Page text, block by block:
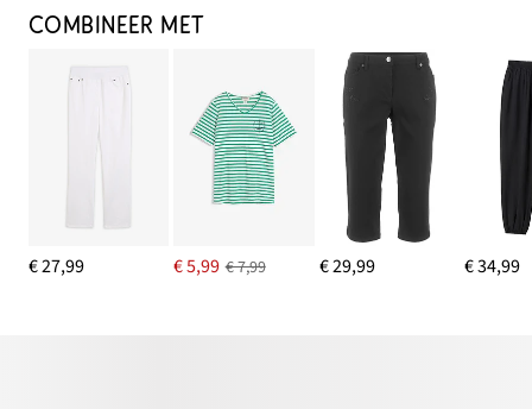
COMBINEER MET
€ 27,99 € 5,99 € 7,99 € 29,99 € 34,99